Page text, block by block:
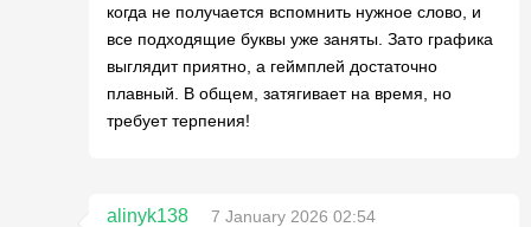
когда не получается вспомнить нужное слово, и
все подходящие буквы уже заняты. Зато графика
выглядит приятно, а геймплей достаточно
плавный. В общем, затягивает на время, но
требует терпения!
alinyk138
7 January 2026 02:54